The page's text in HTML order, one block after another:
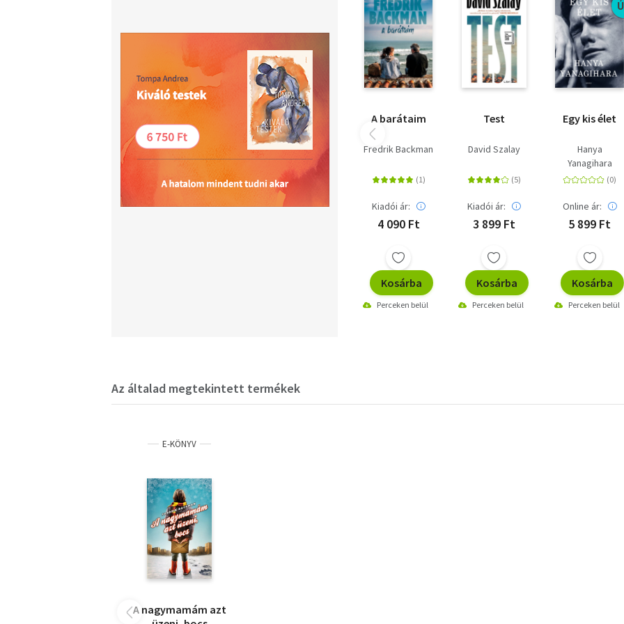
A barátaim
Fredrik Backman
Kiadói ár:
4 090 Ft
Kosárba
Perceken belül
Test
David Szalay
Kiadói ár:
3 899 Ft
Kosárba
Perceken belül
Egy kis élet
Hanya
Yanagihara
Online ár:
5 899 Ft
Kosárba
Perceken belül
Az általad megtekintett termékek
E-KÖNYV
A nagymamám azt